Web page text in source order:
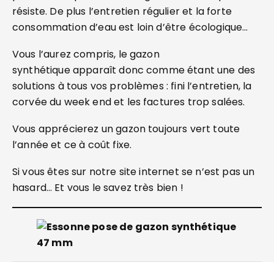
résiste. De plus l’entretien régulier et la forte
consommation d’eau est loin d’être écologique…
Vous l’aurez compris, le gazon
synthétique apparaît donc comme étant une des
solutions à tous vos problèmes : fini l’entretien, la
corvée du week end et les factures trop salées.
Vous apprécierez un gazon toujours vert toute
l’année et ce à coût fixe.
Si vous êtes sur notre site internet se n’est pas un
hasard… Et vous le savez très bien !